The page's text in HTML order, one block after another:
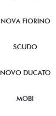
NOVA FIORINO
SCUDO
NOVO DUCATO
MOBI